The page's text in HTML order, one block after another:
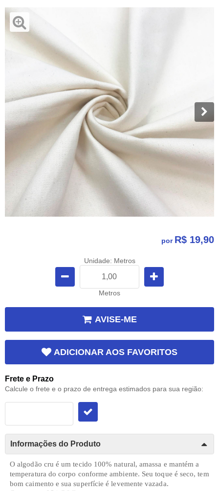
por R$ 19,90
Unidade: Metros
Metros
AVISE-ME
ADICIONAR AOS FAVORITOS
Frete e Prazo
Calcule o frete e o prazo de entrega estimados para sua região:
Informações do Produto
O algodão cru é um tecido 100% natural, amassa e mantém a
temperatura do corpo conforme ambiente. Seu toque é seco, tem
bom caimento e sua superfície é levemente vazada.